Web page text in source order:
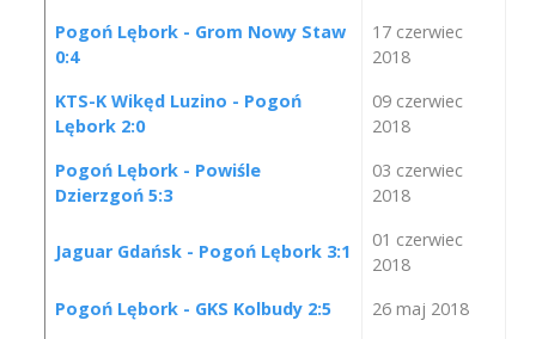
Pogoń Lębork - Grom Nowy Staw
0:4
17 czerwiec
2018
KTS-K Wikęd Luzino - Pogoń
Lębork 2:0
09 czerwiec
2018
Pogoń Lębork - Powiśle
Dzierzgoń 5:3
03 czerwiec
2018
Jaguar Gdańsk - Pogoń Lębork 3:1
01 czerwiec
2018
Pogoń Lębork - GKS Kolbudy 2:5
26 maj 2018